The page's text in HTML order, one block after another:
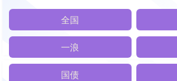
全国
一浪
国债